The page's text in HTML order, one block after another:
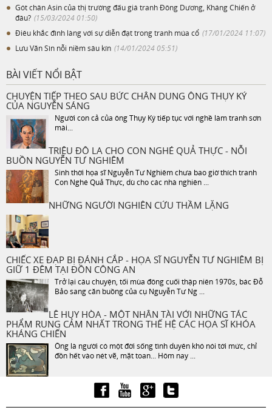
Gót chân Asin của thị trường đấu giá tranh Đông Dương, Kháng Chiến ở
đâu? (15/03/2024 01:50)
Điêu khắc đình làng với sự diễn đạt trong tranh múa cổ (17/01/2024 11:07)
Lưu Văn Sìn nỗi niềm sâu kín (14/01/2024 05:51)
BÀI VIẾT NỔI BẬT
CHUYỆN TIẾP THEO SAU BỨC CHÂN DUNG ÔNG THỤY KÝ
CỦA NGUYỄN SÁNG
Người con cả của ông Thụy Ký tiếp tục với nghề làm tranh sơn
mài...
TRIỆU ĐÔ LA CHO CON NGHÉ QUẢ THỰC - NỖI
BUỒN NGUYỄN TƯ NGHIÊM
Sinh thời họa sĩ Nguyễn Tư Nghiêm chưa bao giờ thích tranh
Con Nghé Quả Thực, dù cho các nhà nghiên ...
NHỮNG NGƯỜI NGHIÊN CỨU THẦM LẶNG
CHIẾC XE ĐẠP BỊ ĐÁNH CẮP - HỌA SĨ NGUYỄN TƯ NGHIÊM BỊ
GIỮ 1 ĐÊM TẠI ĐỒN CÔNG AN
Trở lại câu chuyện, tối mùa đông cuối thập niên 1970s, bác Đỗ
Bảo sang căn buồng của cụ Nguyễn Tư Ng ...
LÊ HUY HÒA - MỘT NHÂN TÀI VỚI NHỮNG TÁC
PHẨM RUNG CẢM NHẤT TRONG THẾ HỆ CÁC HỌA SĨ KHÓA
KHÁNG CHIẾN
Ông là người có một đời sống tình duyên khó nói tới mức, chỉ
đồn hết vào nét vẽ, mặt toan... Hôm nay ...